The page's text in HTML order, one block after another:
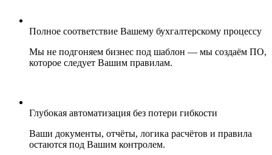
Полное соответствие Вашему бухгалтерскому процессу
Мы не подгоняем бизнес под шаблон — мы создаём ПО,
которое следует Вашим правилам.
Глубокая автоматизация без потери гибкости
Ваши документы, отчёты, логика расчётов и правила
остаются под Вашим контролем.